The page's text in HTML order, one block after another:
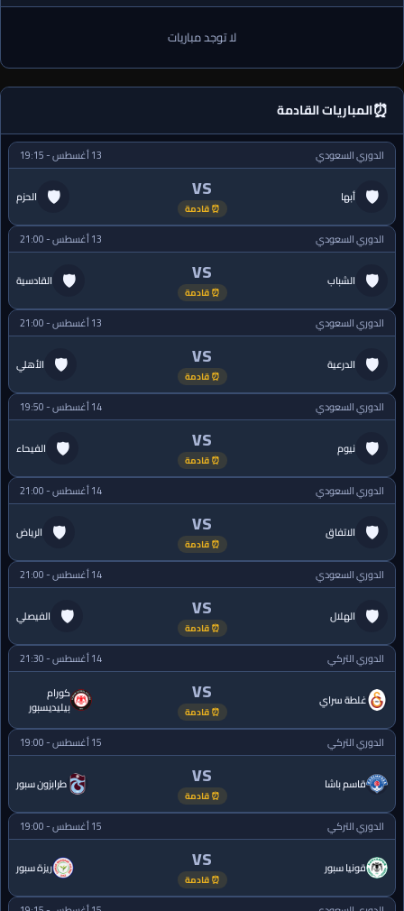
لا توجد مباريات
⏰المباريات القادمة
الدوري السعودي 13 أغسطس - 19:15
🛡 أبها VS
⏰ قادمة
الحزم 🛡
الدوري السعودي 13 أغسطس - 21:00
🛡 الشباب VS
⏰ قادمة
القادسية 🛡
الدوري السعودي 13 أغسطس - 21:00
🛡 الدرعية VS
⏰ قادمة
الأهلي 🛡
الدوري السعودي 14 أغسطس - 19:50
🛡 نيوم VS
⏰ قادمة
الفيحاء 🛡
الدوري السعودي 14 أغسطس - 21:00
🛡 الاتفاق VS
⏰ قادمة
الرياض 🛡
الدوري السعودي 14 أغسطس - 21:00
🛡 الهلال VS
⏰ قادمة
الفيصلي 🛡
الدوري التركي 14 أغسطس - 21:30
غلطة سراي VS
⏰ قادمة
كورام
بيليديسبور
الدوري التركي
15 أغسطس - 19:00
قاسم باشا VS
⏰ قادمة
طرابزون سبور
الدوري التركي 15 أغسطس - 19:00
قونيا سبور VS
⏰ قادمة
ريزة سبور